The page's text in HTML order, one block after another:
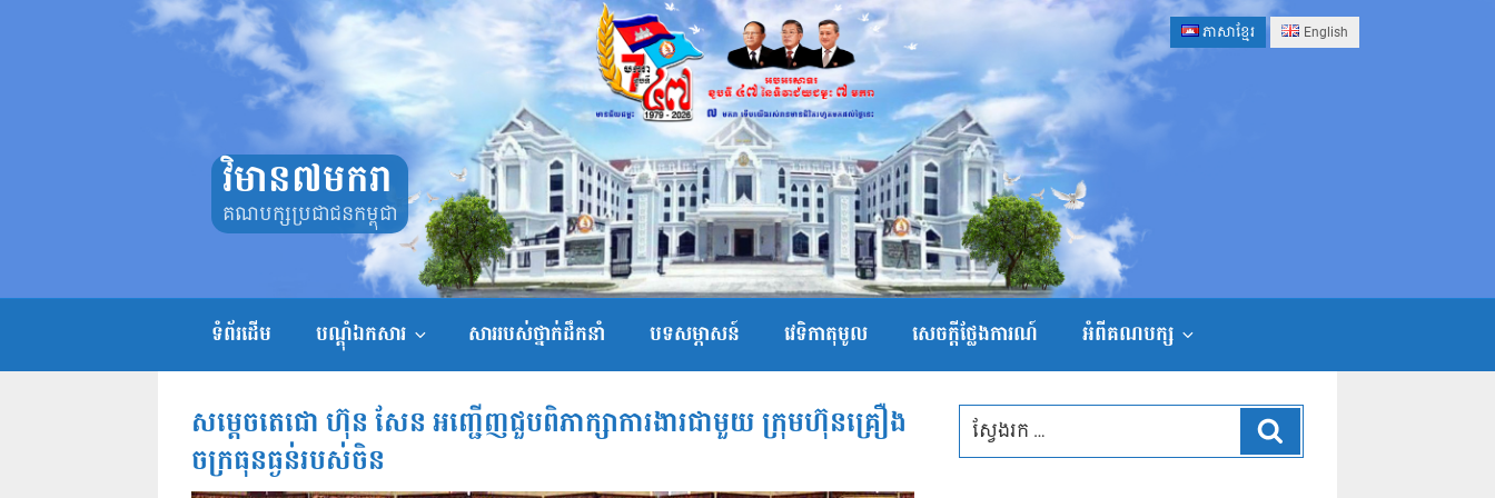
ភាសាខ្មែរ English
វិមាន៧មករា
គណបក្សប្រជាជនកម្ពុជា
ទំព័រដើម បណ្តុំឯកសារ សាររបស់ថ្នាក់ដឹកនាំ បទសម្ភាសន៍ វេទិកាតុមូល សេចក្ដីថ្លែងការណ៍ អំពីគណបក្ស
សម្តេចតេជោ ហ៊ុន សែន អញ្ជេីញជួបពិភាក្សាការងារជាមួយ ក្រុមហ៊ុនគ្រឿង
ចក្រធុនធ្ងន់របស់ចិន